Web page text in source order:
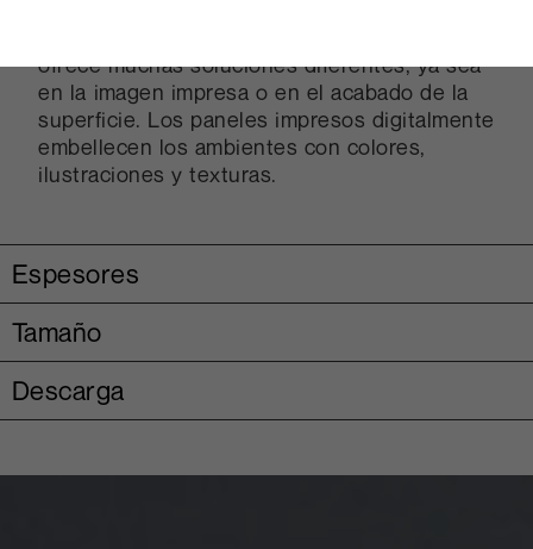
ofrece muchas soluciones diferentes, ya sea
en la imagen impresa o en el acabado de la
superficie. Los paneles impresos digitalmente
embellecen los ambientes con colores,
ilustraciones y texturas.
Espesores
Tamaño
Descarga